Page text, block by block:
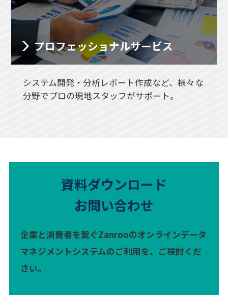
プロフェッショナルサービス
システム開発・分析レポート作成など、様々な
分野でプロの現地スタッフがサポート。
資料ダウンロード
お問い合わせ
企業と消費者を繋ぐZanrooのオンラインデータ
マネジメントシステムのご利用を、ご検討くだ
さい。